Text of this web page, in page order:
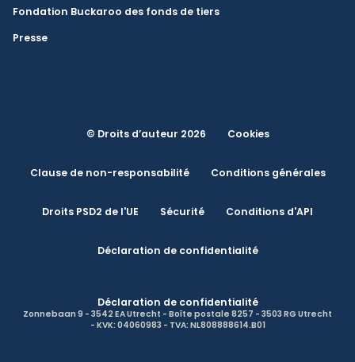
Fondation Buckaroo des fonds de tiers
Presse
© Droits d’auteur 2026 Cookies
Clause de non-responsabilité Conditions générales
Droits PSD2 de l'UE Sécurité Conditions d'API
Déclaration de confidentialité
Déclaration de confidentialité
Zonnebaan 9 - 3542 EA Utrecht - Boîte postale 8257 - 3503 RG Utrecht
- KVK: 04060983 - TVA: NL808888614.B01